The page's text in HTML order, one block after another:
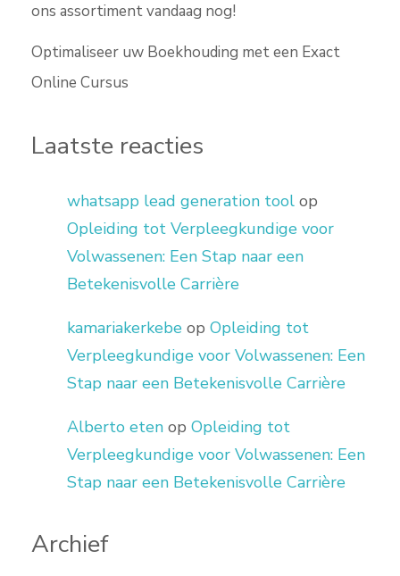
ons assortiment vandaag nog!
Optimaliseer uw Boekhouding met een Exact
Online Cursus
Laatste reacties
whatsapp lead generation tool op
Opleiding tot Verpleegkundige voor
Volwassenen: Een Stap naar een
Betekenisvolle Carrière
kamariakerkebe op Opleiding tot
Verpleegkundige voor Volwassenen: Een
Stap naar een Betekenisvolle Carrière
Alberto eten op Opleiding tot
Verpleegkundige voor Volwassenen: Een
Stap naar een Betekenisvolle Carrière
Archief